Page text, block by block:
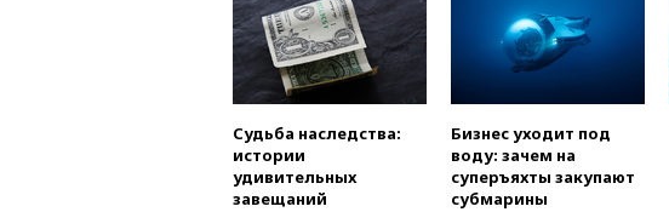
Судьба наследства:
истории
удивительных
завещаний
Бизнес уходит под
воду: зачем на
суперъяхты закупают
субмарины